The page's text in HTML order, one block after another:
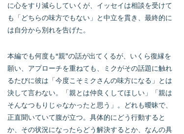
に心をすり減らしていくが、イッセイは相談を受けて
も「どちらの味方でもない」と中立を貫き、最終的に
は自分から別れを告げた。
本編でも何度も“親”の話が出てくるが、いくら復縁を
願い、アプローチを重ねても、ミクがその話題に触れ
るたびに彼は「今度こそミクさんの味方になる」とは
決して言わない。「親とは仲良くしてほしい」「親は
そんなつもりじゃなかったと思う」。どれも曖昧で、
正直聞いていて腹が立つ。具体的にどう行動すると
か、その状況になったらどう解決するとか、なんの具